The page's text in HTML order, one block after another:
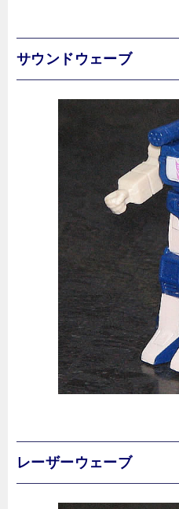
サウンドウェーブ
レーザーウェーブ